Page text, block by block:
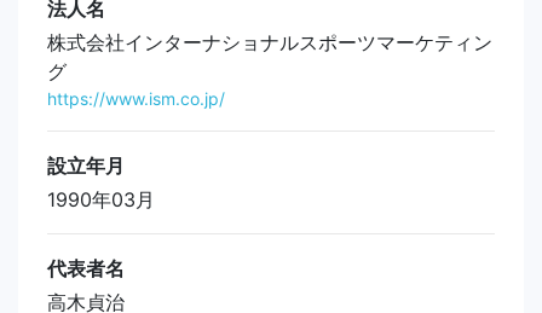
法人名
株式会社インターナショナルスポーツマーケティン
グ
https://www.ism.co.jp/
設立年月
1990年03月
代表者名
高木貞治